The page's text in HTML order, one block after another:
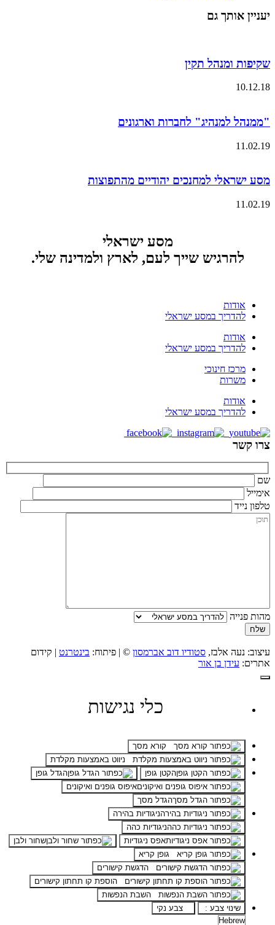
יעניין אותך גם
שקיפות ומנהל תקין
10.12.18
"ממנהל למנהיג" לחברות וארגונים
11.02.19
מסע ישראלי למחנכים יהודיים מהתפוצות
11.02.19
מסע ישראלי
להרגיש שייך לעם, לארץ ולמדינה שלי.
אודות
להדריך במסע ישראלי
אודות
להדריך במסע ישראלי
מרכז חינוכי
משרות
אודות
להדריך במסע ישראלי
צרו קשר
שם
אימייל
טלפון נייד
מהות פנייה
עיצוב: נעה אלבז, סטודיו דוב אברמסון © | פיתוח: בינטרנט | קידום
אתרים: עידן בן אור
כלי נגישות
קורא מסך
ניווט באמצעות מקלדת
הקטן גופן
הגדל גופן
איפוס גופנים ואיקונים
הגדל מסך
ניגודיות בהירה
ניגודיות כהה
אפס ניגודיות
שחור ולבן
גופן קריא
הדגשת קישורים
הוספת קו תחתון קישורים
השבת הנפשות
שינוי צבע :
צבע נקי